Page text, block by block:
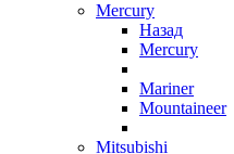
Mercury
Назад
Mercury
Mariner
Mountaineer
Mitsubishi